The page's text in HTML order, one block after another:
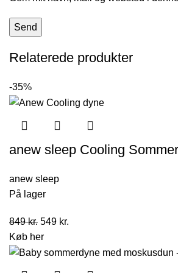
Relaterede produkter
-35%
anew sleep Cooling
anew sleep
På lager
849kr. Den
oprindelige
pris
549 kr.
pris
Køb her